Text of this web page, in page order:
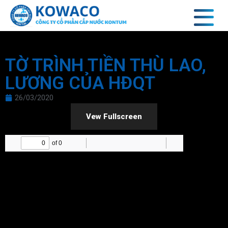
TỜ TRÌNH TIỀN THÙ LAO,
LƯƠNG CỦA HĐQT
26/03/2020
Vew Fullscreen